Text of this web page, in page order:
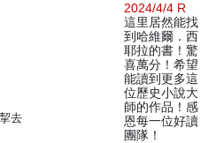
去
2024/4/4 R
這里居然能找
到哈維爾．西
耶拉的書！驚
喜萬分！希望
能讀到更多這
位歷史小說大
師的作品！感
恩每一位好讀
團隊！